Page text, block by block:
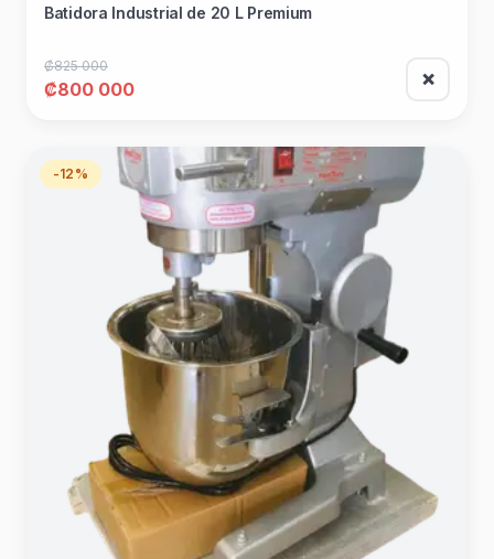
Batidora Industrial de 20 L Premium
₡825 000
₡800 000 ❌
-12%